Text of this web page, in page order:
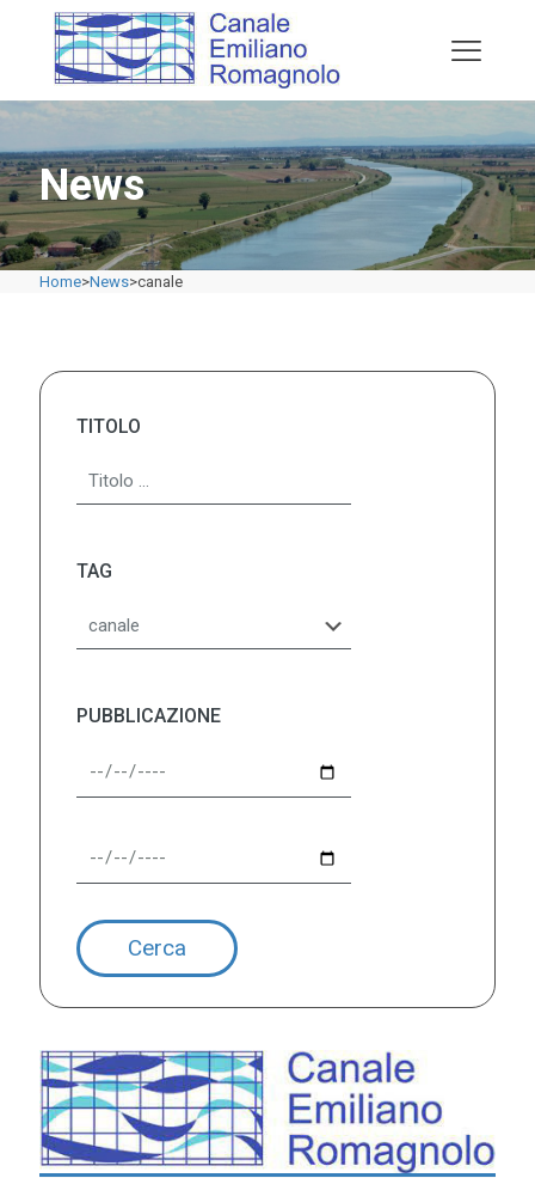
News
Home>News>canale
TITOLO
TAG
PUBBLICAZIONE